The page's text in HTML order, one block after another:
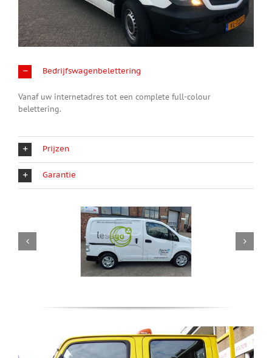
Bedrijfswagenbelettering
Vanaf uw internetadres tot een complete full-colour
belettering.
Prijzen
Garantie